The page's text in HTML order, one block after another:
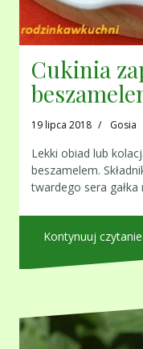
Cukinia
19 lipca 2018 Gosia
Lekki obiad lub
beszamelem.
twardego sera
Kontynuuj